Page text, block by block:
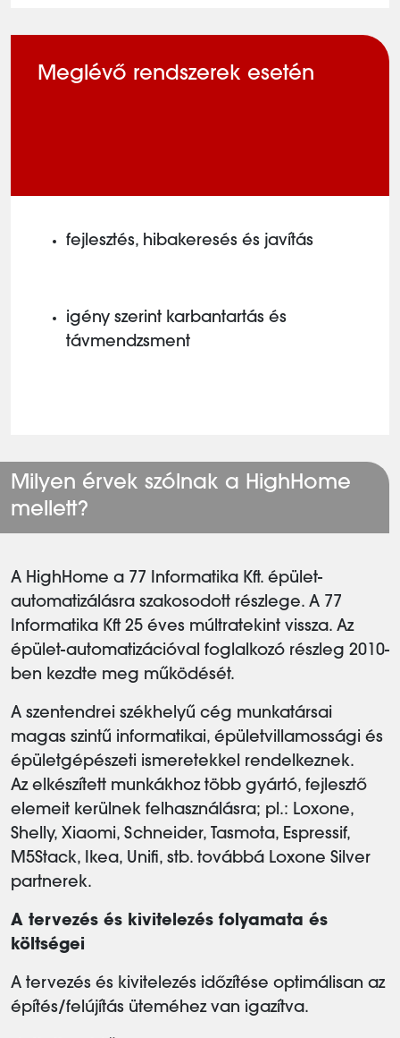
Meglévő rendszerek esetén
fejlesztés, hibakeresés és javítás
igény szerint karbantartás és
távmendzsment
Milyen érvek szólnak a HighHome
mellett?
A HighHome a 77 Informatika Kft. épület-
automatizálásra szakosodott részlege. A 77
Informatika Kft 25 éves múltratekint vissza. Az
épület-automatizációval foglalkozó részleg 2010-
ben kezdte meg működését.
A szentendrei székhelyű cég munkatársai
magas szintű informatikai, épületvillamossági és
épületgépészeti ismeretekkel rendelkeznek.
Az elkészített munkákhoz több gyártó, fejlesztő
elemeit kerülnek felhasználásra; pl.: Loxone,
Shelly, Xiaomi, Schneider, Tasmota, Espressif,
M5Stack, Ikea, Unifi, stb. továbbá Loxone Silver
partnerek.
A tervezés és kivitelezés folyamata és
költségei
A tervezés és kivitelezés időzítése optimálisan az
építés/felújítás üteméhez van igazítva.